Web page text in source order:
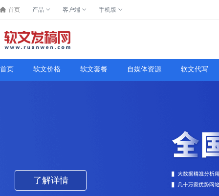
首页 产品 客户端 手机版
首页 软文价格 软文套餐 自媒体资源 软文代写
了解详情